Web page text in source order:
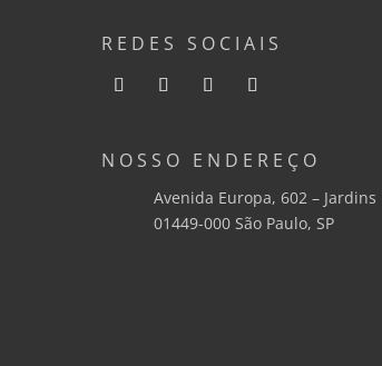
REDES SOCIAIS
NOSSO ENDEREÇO
Avenida Europa, 602 – Jardins
01449-000 São Paulo, SP